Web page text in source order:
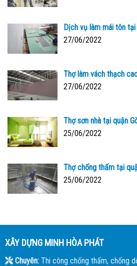
Dịch vụ làm mái tôn tại
27/06/2022
Thợ làm vách thạch
27/06/2022
Thợ sơn nhà tại quận
25/06/2022
Thợ chống thấm tại
25/06/2022
XÂY DỰNG MINH HÒA PHÁT
Chuyên:Thi công chống thấm, chống